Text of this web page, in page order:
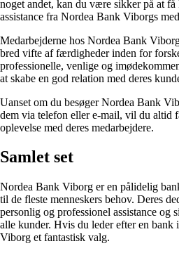
noget andet, kan du være sikker på at
assistance fra Nordea Bank Viborgs
Medarbejderne hos Nordea Bank
bred vifte af færdigheder inden for
professionelle, venlige og
at skabe en god relation med deres
Uanset om du besøger Nordea Bank
dem via telefon eller e-mail, vil du altid
oplevelse med deres medarbejdere.
Samlet set
Nordea Bank Viborg er en pålidelig
til de fleste menneskers behov. Deres
personlig og professionel assistance og
alle kunder. Hvis du leder efter en
Viborg et fantastisk valg.